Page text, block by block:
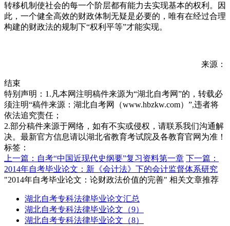
转移机制使社会的每一个阶层都有能力去实现基本的权利。因
此，一个健全高效的财政体制无疑是必要的，唯有在经过合理
构建的财政法的规制下“权利平等”才能实现。
来源：
结束
特别声明：1.凡本网注明稿件来源为“湖北自考网”的，转载必
须注明“稿件来源：湖北自考网（www.hbzkw.com）”,违者将
依法追究责任；
2.部分稿件来源于网络，如有不实或侵权，请联系我们沟通解
决。最新官方信息请以湖北省教育考试院及各教育官网为准！
标签：
上一篇：自考“中国近现代史纲要”复习资料第一章 下一篇：
2014年自考毕业论文：新《会计法》下的会计监督体系研究
"2014年自考毕业论文：论财政法价值的完善" 相关文章推荐
湖北自考专科法律毕业论文汇总
湖北自考专科法律毕业论文（9）
湖北自考专科法律毕业论文（8）